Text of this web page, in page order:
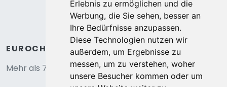
Erlebnis zu ermöglichen und die
Werbung, die Sie sehen, besser an
Ihre Bedürfnisse anzupassen.
Diese Technologien nutzen wir
außerdem, um Ergebnisse zu
messen, um zu verstehen, woher
unsere Besucher kommen oder um
Apartment C. Ramoure B N°210 - 2P4
4,0
Modane, Auvergne, Frankreich